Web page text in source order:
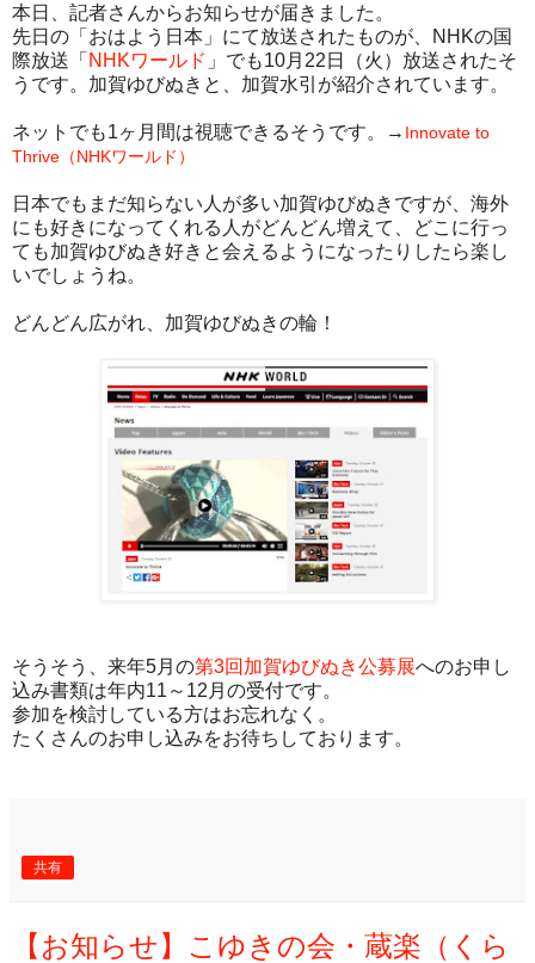
本日、記者さんからお知らせが届きました。
先日の「おはよう日本」にて放送されたものが、NHKの国
際放送「 NHKワールド 」でも10月22日（火）放送されたそ
うです。加賀ゆびぬきと、加賀水引が紹介されています。
ネットでも1ヶ月間は視聴できるそうです。→ Innovate to
Thrive（NHKワールド）
日本でもまだ知らない人が多い加賀ゆびぬきですが、海外
にも好きになってくれる人がどんどん増えて、どこに行っ
ても加賀ゆびぬき好きと会えるようになったりしたら楽し
いでしょうね。
どんどん広がれ、加賀ゆびぬきの輪！
そうそう、来年5月の第3回加賀ゆびぬき公募展へのお申し
込み書類は年内11～12月の受付です。
参加を検討している方はお忘れなく。
たくさんのお申し込みをお待ちしております。
共有
【お知らせ】こゆきの会・蔵楽（くら